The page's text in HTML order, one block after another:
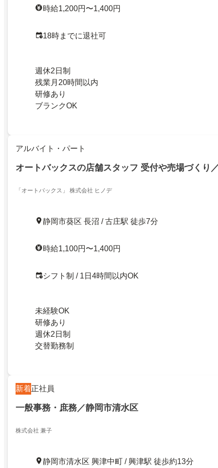
時給1,200円〜1,400円
18時までに退社可
週休2日制
残業月20時間以内
研修あり
ブランクOK
アルバイト・パート
オートバックスの店舗スタッフ 受付や売場づくり
「オートバックス」 株式会社 ヒノデ
静岡市葵区 長沼 / 古庄駅 徒歩7分
時給1,100円〜1,400円
シフト制 / 1日4時間以内OK
未経験OK
研修あり
週休2日制
交替勤務制
新着正社員
一般事務・庶務／静岡市清水区
株式会社 兼子
静岡市清水区 興津中町 / 興津駅 徒歩約13分